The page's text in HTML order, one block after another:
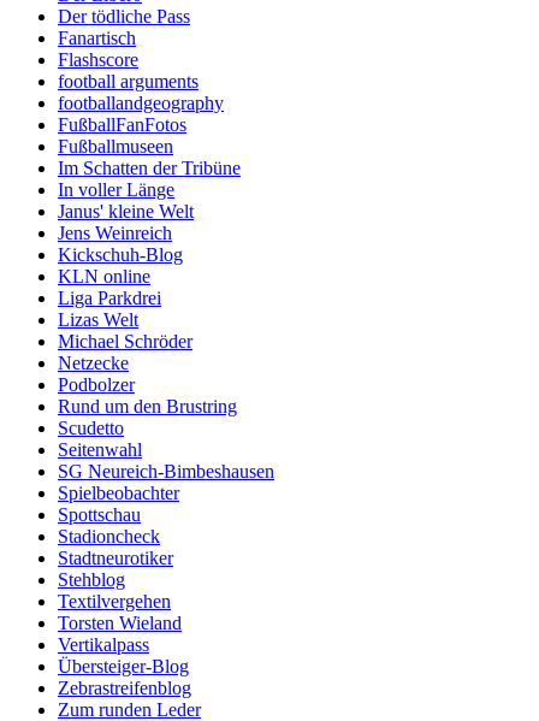
Der tödliche Pass
Fanartisch
Flashscore
football arguments
footballandgeography
FußballFanFotos
Fußballmuseen
Im Schatten der Tribüne
In voller Länge
Janus' kleine Welt
Jens Weinreich
Kickschuh-Blog
KLN online
Liga Parkdrei
Lizas Welt
Michael Schröder
Netzecke
Podbolzer
Rund um den Brustring
Scudetto
Seitenwahl
SG Neureich-Bimbeshausen
Spielbeobachter
Spottschau
Stadioncheck
Stadtneurotiker
Stehblog
Textilvergehen
Torsten Wieland
Vertikalpass
Übersteiger-Blog
Zebrastreifenblog
Zum runden Leder